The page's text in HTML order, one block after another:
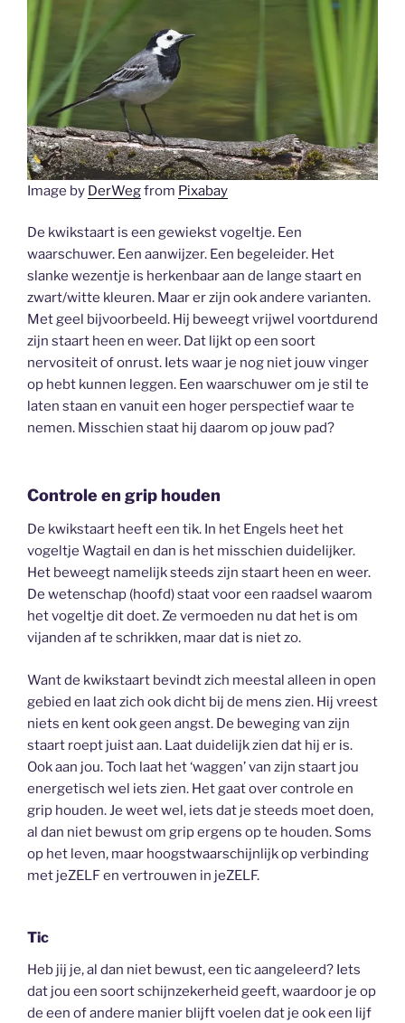
Image by DerWegfrom Pixabay
De kwikstaart is een gewiekst vogeltje. Een
waarschuwer. Een aanwijzer. Een begeleider. Het
slanke wezentje is herkenbaar aan de lange staart en
zwart/witte kleuren. Maar er zijn ook andere varianten.
Met geel bijvoorbeeld. Hij beweegt vrijwel voortdurend
zijn staart heen en weer. Dat lijkt op een soort
nervositeit of onrust. Iets waar je nog niet jouw vinger
op hebt kunnen leggen. Een waarschuwer om je stil te
laten staan en vanuit een hoger perspectief waar te
nemen. Misschien staat hij daarom op jouw pad?
Controle en grip houden
De kwikstaart heeft een tik. In het Engels heet het
vogeltje Wagtail en dan is het misschien duidelijker.
Het beweegt namelijk steeds zijn staart heen en weer.
De wetenschap (hoofd) staat voor een raadsel waarom
het vogeltje dit doet. Ze vermoeden nu dat het is om
vijanden af te schrikken, maar dat is niet zo.
Want de kwikstaart bevindt zich meestal alleen in open
gebied en laat zich ook dicht bij de mens zien. Hij vreest
niets en kent ook geen angst. De beweging van zijn
staart roept juist aan. Laat duidelijk zien dat hij er is.
Ook aan jou. Toch laat het ‘waggen’ van zijn staart jou
energetisch wel iets zien. Het gaat over controle en
grip houden. Je weet wel, iets dat je steeds moet doen,
al dan niet bewust om grip ergens op te houden. Soms
op het leven, maar hoogstwaarschijnlijk op verbinding
met jeZELF en vertrouwen in jeZELF.
Tic
Heb jij je, al dan niet bewust, een tic aangeleerd? Iets
dat jou een soort schijnzekerheid geeft, waardoor je op
de een of andere manier blijft voelen dat je ook een lijf